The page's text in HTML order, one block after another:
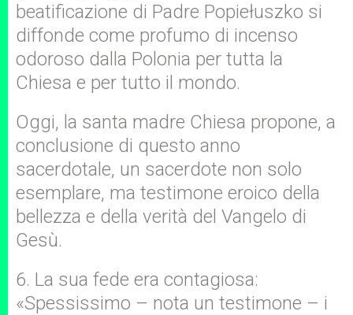
beatificazione di Padre Popiełuszko si
diffonde come profumo di incenso
odoroso dalla Polonia per tutta la
Chiesa e per tutto il mondo.
Oggi, la santa madre Chiesa propone, a
conclusione di questo anno
sacerdotale, un sacerdote non solo
esemplare, ma testimone eroico della
bellezza e della verità del Vangelo di
Gesù.
6. La sua fede era contagiosa:
«Spessissimo – nota un testimone – i